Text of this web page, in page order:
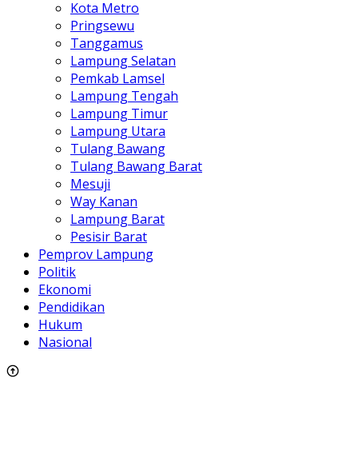
Kota Metro
Pringsewu
Tanggamus
Lampung Selatan
Pemkab Lamsel
Lampung Tengah
Lampung Timur
Lampung Utara
Tulang Bawang
Tulang Bawang Barat
Mesuji
Way Kanan
Lampung Barat
Pesisir Barat
Pemprov Lampung
Politik
Ekonomi
Pendidikan
Hukum
Nasional